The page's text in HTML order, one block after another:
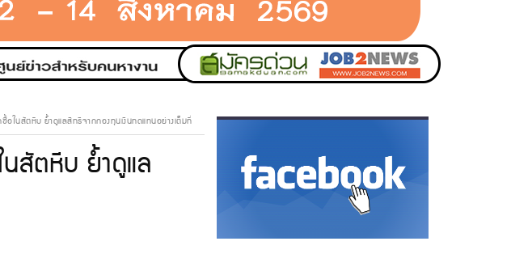
อในสัตหีบ ย้ำดูแลสิทธิจากกองทุนเงินทดแทนอย่างเต็มที่
นสัตหีบ ย้ำดูแล
.